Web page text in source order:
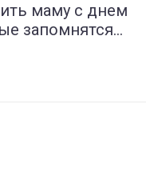
маму с днем
запомнятся